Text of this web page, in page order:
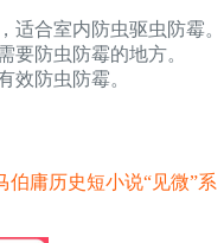
适合室内防虫驱虫防霉。
要防虫防霉的地方。
效防虫防霉。
庸历史短小说“见微”系